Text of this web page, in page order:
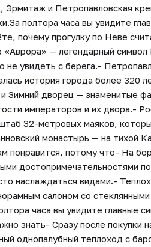
и Петропавловская
полтора часа вы увидите
почему прогулку по Неве
— легендарный символ
увидеть с берега.-
история города более 320
Зимний дворец — знаменитые
императоров и их двора.-
32-метровых маяков,
монастырь — на тихой
понравится, потому что- На
достопримечательностями
наслаждаться видами.-
салоном со
часа вы увидите главные
знать- Сразу после покупки
однопалубный теплоход с